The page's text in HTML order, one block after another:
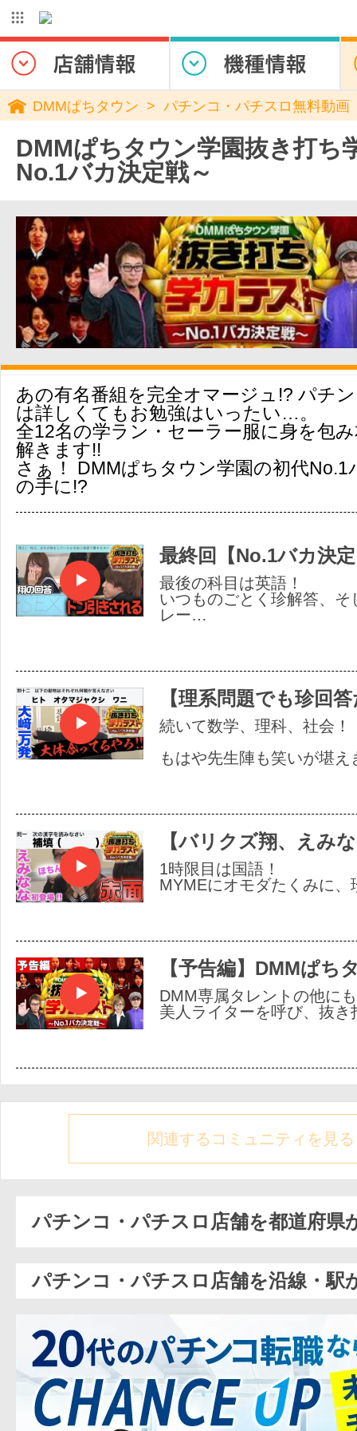
DMMぱちタウン パチンコ・パチスロ無料動画
DMMぱちタウン学園抜き打ち
No.1バカ決定戦～
あの有名番組を完全オマージュ!? パチ
は詳しくてもお勉強はいったい…。
全12名の学ラン・セーラー服に身を包
解きます!!
さぁ！ DMMぱちタウン学園の初代No.1
の手に!?
最終回【No.1バカ決
最後の科目は英語！
いつものごとく珍解答、
レー…
【理系問題でも珍回
続いて数学、理科、社会！
もはや先生陣も笑いが堪
【バリクズ翔、えみ
1時限目は国語！
MYMEにオモダたくみに、
【予告編】DMMぱち
DMM専属タレントの他に
美人ライターを呼び、抜
関連するコミュニティを見る
パチンコ・パチスロ店舗を都道府県
パチンコ・パチスロ店舗を沿線・駅